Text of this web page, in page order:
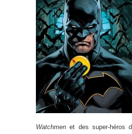
Watchmen et des super-héros